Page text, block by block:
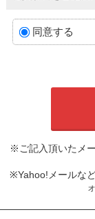
同意する
※ご記入頂いたメ
※Yahoo!メールな